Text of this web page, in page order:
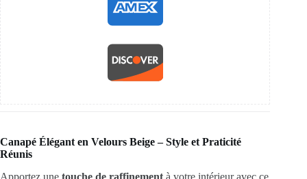
Canapé Élégant en Velours Beige – Style et Praticité
Réunis
Apportez une touche de raffinement à votre intérieur avec ce